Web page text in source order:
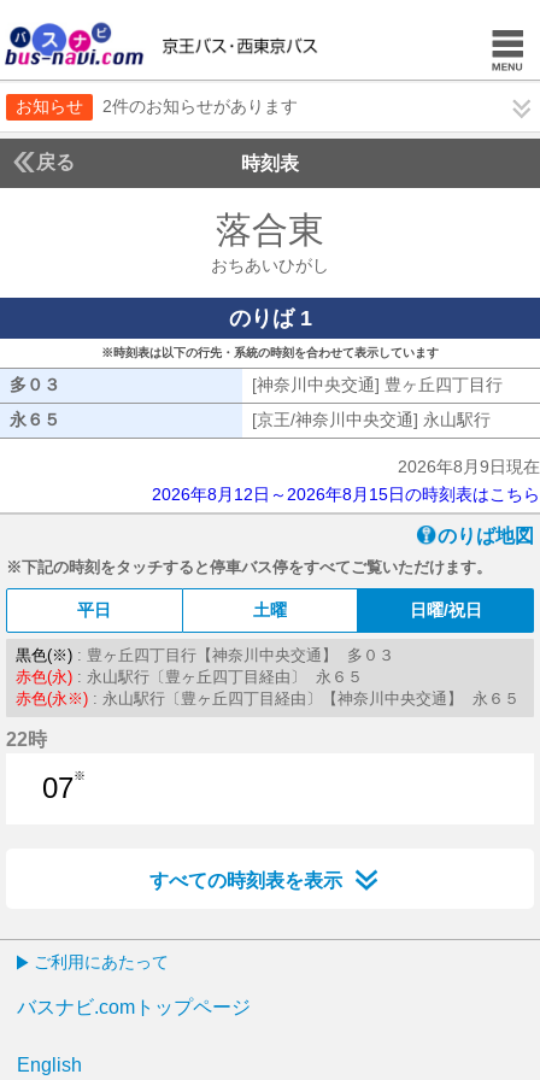
お知らせ 2件のお知らせがあります
戻る 時刻表
落合東
おちあいひがし
のりば 1
※時刻表は以下の行先・系統の時刻を合わせて表示しています
多０３ [神奈川中央交通] 豊ヶ丘四丁目行
永６５
[京王/神奈川中央交通] 永山駅行
2026年8月9日現在
2026年8月12日～2026年8月15日の時刻表はこちら
のりば地図
※下記の時刻をタッチすると停車バス停をすべてご覧いただけます。
平日 土曜 日曜/祝日
黒色(※) : 豊ヶ丘四丁目行【神奈川中央交通】 多０３
赤色(永) : 永山駅行〔豊ヶ丘四丁目経由〕 永６５
赤色(永※) : 永山駅行〔豊ヶ丘四丁目経由〕【神奈川中央交通】 永６５
22時
07※
すべての時刻表を表示
ご利用にあたって
バスナビ.comトップページ
English